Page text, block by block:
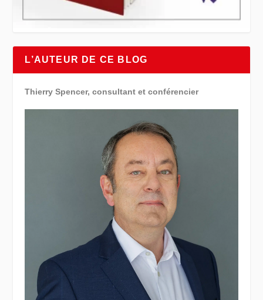
L’AUTEUR DE CE BLOG
Thierry Spencer, consultant et conférencier